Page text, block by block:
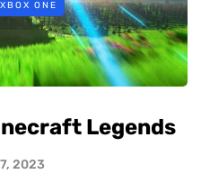
XBOX ONE
Legends
2023